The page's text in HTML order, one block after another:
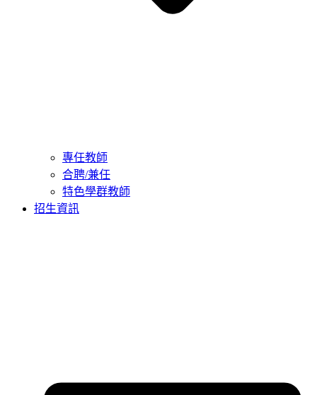
專任教師
合聘/兼任
特色學群教師
招生資訊